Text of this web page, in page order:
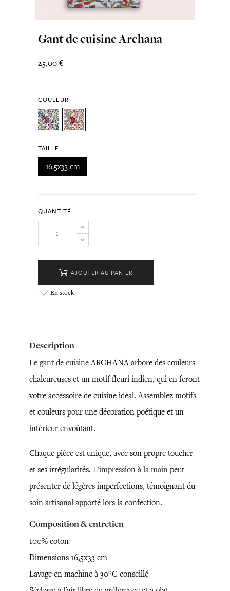
Gant de cuisine Archana
25,00 €
COULEUR
TAILLE
16,5x33 cm
QUANTITÉ
AJOUTER AU PANIER
 En stock
Description
Le gant de cuisineARCHANA arbore des couleurs
chaleureuses et un motif fleuri indien, qui en feront
votre accessoire de cuisine idéal. Assemblez motifs
et couleurs pour une décoration poétique et un
intérieur envoûtant.
Chaque pièce est unique, avec son propre toucher
et ses irrégularités. L'impression à la main peut
présenter de légères imperfections, témoignant du
soin artisanal apporté lors la confection.
Composition & entretien
100% coton
Dimensions 16,5x33 cm
Lavage en machine à 30°C conseillé